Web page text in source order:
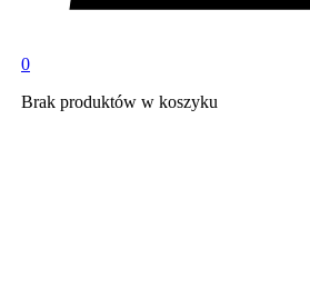
0
Brak produktów w koszyku